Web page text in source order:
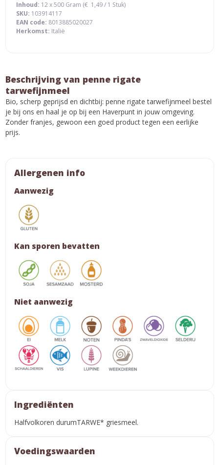
Inhoud: 12 x 500 Gram (€ 1,49/ 1 Stuk)
SKU: 103914117
EAN code: 8013885020027
Herkomst: Italië
Beschrijving van penne rigate
tarwefijnmeel
Bio, scherp geprijsd en dichtbij: penne rigate tarwefijnmeel bestel
je bij ons en haal je op bij een Haverpunt in jouw omgeving.
Zonder franjes, gewoon een goed product tegen een eerlijke
prijs.
Allergenen info
Aanwezig
Kan sporen bevatten
Niet aanwezig
Ingrediënten
Halfvolkoren durumTARWE* griesmeel.
Voedingswaarden